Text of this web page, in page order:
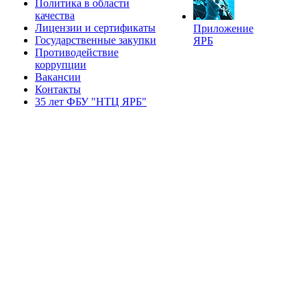
Политика в области
качества
Лицензии и сертификаты
Государственные закупки
Противодействие
коррупции
Вакансии
Контакты
35 лет ФБУ "НТЦ ЯРБ"
Приложение
ЯРБ